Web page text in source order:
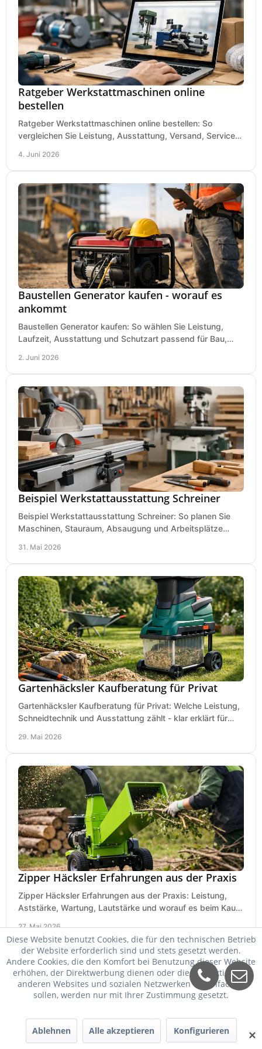
Ratgeber Werkstattmaschinen online
bestellen
Ratgeber Werkstattmaschinen online bestellen: So
vergleichen Sie Leistung, Ausstattung, Versand, Service
4. Juni 2026
Baustellen Generator kaufen - worauf es
ankommt
Baustellen Generator kaufen: So wählen Sie Leistung,
Laufzeit, Ausstattung und Schutzart passend für Bau,
2. Juni 2026
Beispiel Werkstattausstattung Schreiner
Beispiel Werkstattausstattung Schreiner: So planen Sie
Maschinen, Stauraum, Absaugung und Arbeitsplätze
31. Mai 2026
Gartenhäcksler Kaufberatung für Privat
Gartenhäcksler Kaufberatung für Privat: Welche Leistung,
Schneidtechnik und Ausstattung zählt - klar erklärt für
29. Mai 2026
Zipper Häcksler Erfahrungen aus der Praxis
Zipper Häcksler Erfahrungen aus der Praxis: Leistung,
Aststärke, Wartung, Lautstärke und worauf es beim Kauf
27. Mai 2026
✕
Diese Website benutzt Cookies, die für den technischen Betrieb
der Website erforderlich sind und stets gesetzt werden.
Andere Cookies, die den Komfort bei Benutzung dieser Website
erhöhen, der Direktwerbung dienen oder die Interaktion mit
anderen Websites und sozialen Netzwerken vereinfachen
sollen, werden nur mit Ihrer Zustimmung gesetzt.
Ablehnen Alle akzeptieren Konfigurieren